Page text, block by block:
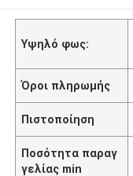
Υψηλό φως:
Όροι πληρωμής
Πιστοποίηση
Ποσότητα παραγ
γελίας min